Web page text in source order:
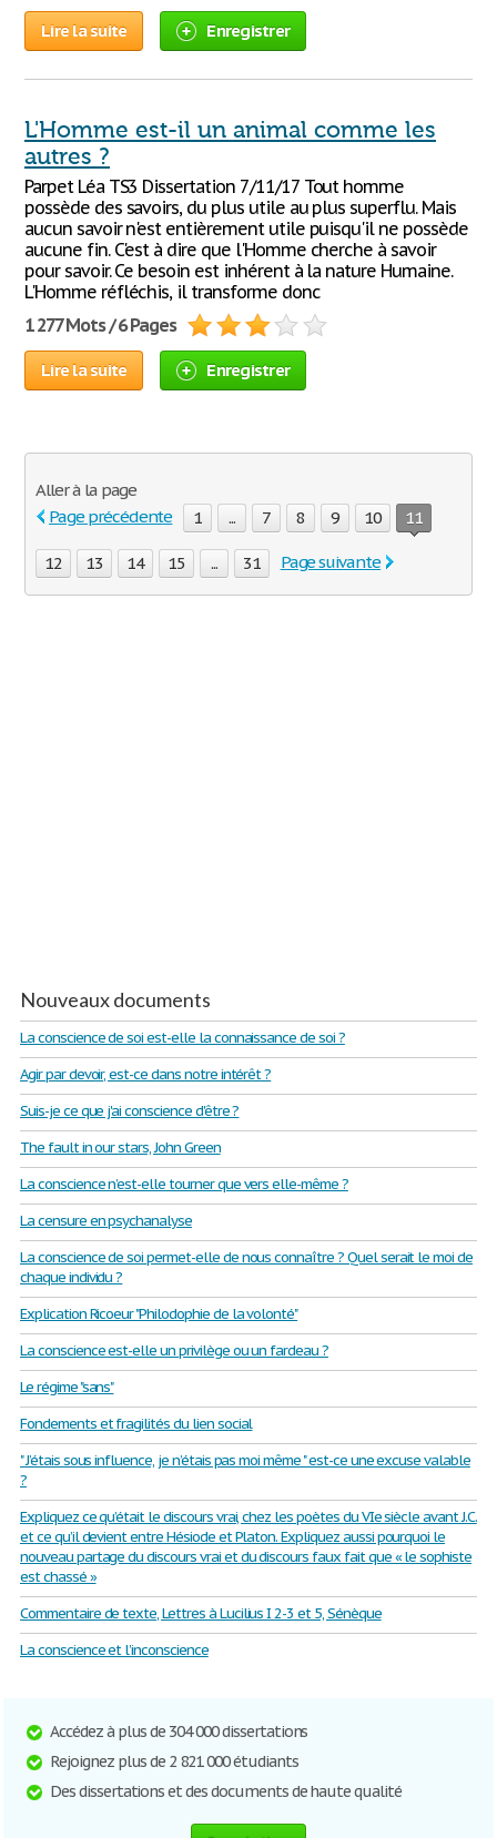
Lire la suite Enregistrer
L'Homme est-il un animal comme les
autres ?
Parpet Léa TS3 Dissertation 7/11/17 Tout homme
possède des savoirs, du plus utile au plus superflu. Mais
aucun savoir n'est entièrement utile puisqu'il ne possède
aucune fin. C'est à dire que l'Homme cherche à savoir
pour savoir. Ce besoin est inhérent à la nature Humaine.
L'Homme réfléchis, il transforme donc
1 277 Mots / 6 Pages
Lire la suite Enregistrer
Aller à la page
Page précédente
1 ... 7 8 9 10 11
12 13 14 15 ... 31 Page suivante
Nouveaux documents
La conscience de soi est-elle la connaissance de soi ?
Agir par devoir, est-ce dans notre intérêt ?
Suis-je ce que j'ai conscience d'être ?
The fault in our stars, John Green
La conscience n’est-elle tourner que vers elle-même ?
La censure en psychanalyse
La conscience de soi permet-elle de nous connaître ? Quel serait le moi de
chaque individu ?
Explication Ricoeur "Philodophie de la volonté"
La conscience est-elle un privilège ou un fardeau ?
Le régime "sans"
Fondements et fragilités du lien social
" J’étais sous influence, je n’étais pas moi même " est-ce une excuse valable
?
Expliquez ce qu’était le discours vrai, chez les poètes du VIe siècle avant J.C.
et ce qu’il devient entre Hésiode et Platon. Expliquez aussi pourquoi le
nouveau partage du discours vrai et du discours faux fait que « le sophiste
est chassé »
Commentaire de texte, Lettres à Lucilius I 2-3 et 5, Sénèque
La conscience et l’inconscience
Accédez à plus de 304 000 dissertations
Rejoignez plus de 2 821 000 étudiants
Des dissertations et des documents de haute qualité